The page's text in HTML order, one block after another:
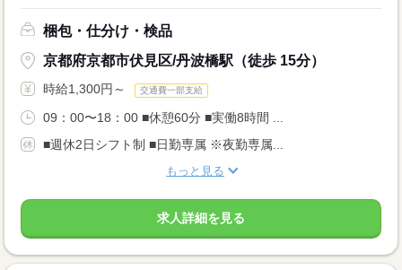
梱包・仕分け・検品
京都府京都市伏見区/丹波橋駅（徒歩 15分）
時給1,300円～ 交通費一部支給
09：00〜18：00 ■休憩60分 ■実働8時間 ...
■週休2日シフト制 ■日勤専属 ※夜勤専属...
もっと見る
求人詳細を見る